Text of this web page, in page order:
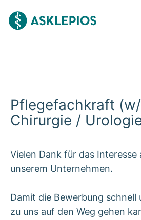
Pflegefachkraft
Chirurgie /
Vielen Dank für das Interesse
unserem Unternehmen.
Damit die Bewerbung
zu uns auf den Weg gehen